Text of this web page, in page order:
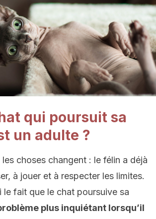
qui poursuit sa
un adulte ?
les choses changent : le félin a déjà
à jouer et à respecter les limites.
le fait que le chat poursuive sa
plus inquiétant lorsqu’il